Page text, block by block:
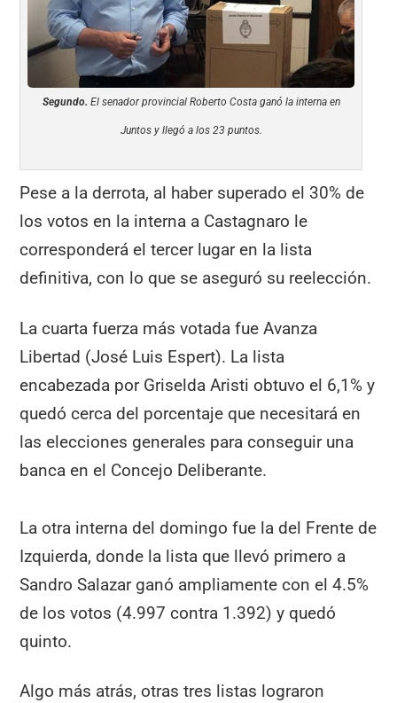
Segundo. El senador provincial Roberto Costa ganó la interna en
Juntos y llegó a los 23 puntos.
Pese a la derrota, al haber superado el 30% de
los votos en la interna a Castagnaro le
corresponderá el tercer lugar en la lista
definitiva, con lo que se aseguró su reelección.
La cuarta fuerza más votada fue Avanza
Libertad (José Luis Espert). La lista
encabezada por Griselda Aristi obtuvo el 6,1% y
quedó cerca del porcentaje que necesitará en
las elecciones generales para conseguir una
banca en el Concejo Deliberante.
La otra interna del domingo fue la del Frente de
Izquierda, donde la lista que llevó primero a
Sandro Salazar ganó ampliamente con el 4.5%
de los votos (4.997 contra 1.392) y quedó
quinto.
Algo más atrás, otras tres listas lograron